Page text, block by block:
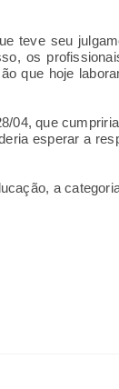
teve seu
os
que hoje
04, que
esperar a
a